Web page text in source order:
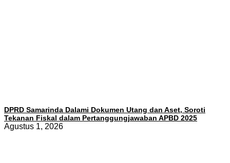
DPRD Samarinda Dalami Dokumen Utang dan Aset, Soroti
Tekanan Fiskal dalam Pertanggungjawaban APBD 2025
Agustus 1, 2026